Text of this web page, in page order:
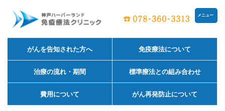
メニュー
がんを告知された方へ 免疫療法について
治療の流れ・期間 標準療法との組み合わせ
費用について がん再発防止について